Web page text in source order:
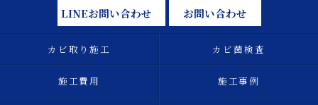
LINEお問い合わせ お問い合わせ
カビ取り施工 カビ菌検査
施工費用 施工事例